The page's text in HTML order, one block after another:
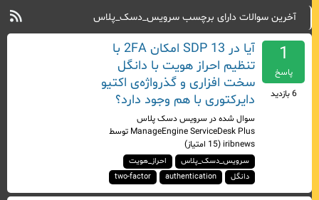
آخرین سوالات دارای برچسب سرویس_دسک_پلاس
پاسخ
بازدید
آیا در SDP 13 امکان 2FA با
تنظیم احراز هویت با دانگل
سخت افزاری و گذرواژه‌ی اکتیو
دایرکتوری با هم وجود دارد؟
سوال شدهدرسرویس دسک پلاس
ManageEngine ServiceDesk Plusتوسط
iribnews
(
15امتیاز)
سرویس_دسک_پلاس
احراز_هویت
دانگل
authentication
two-factor